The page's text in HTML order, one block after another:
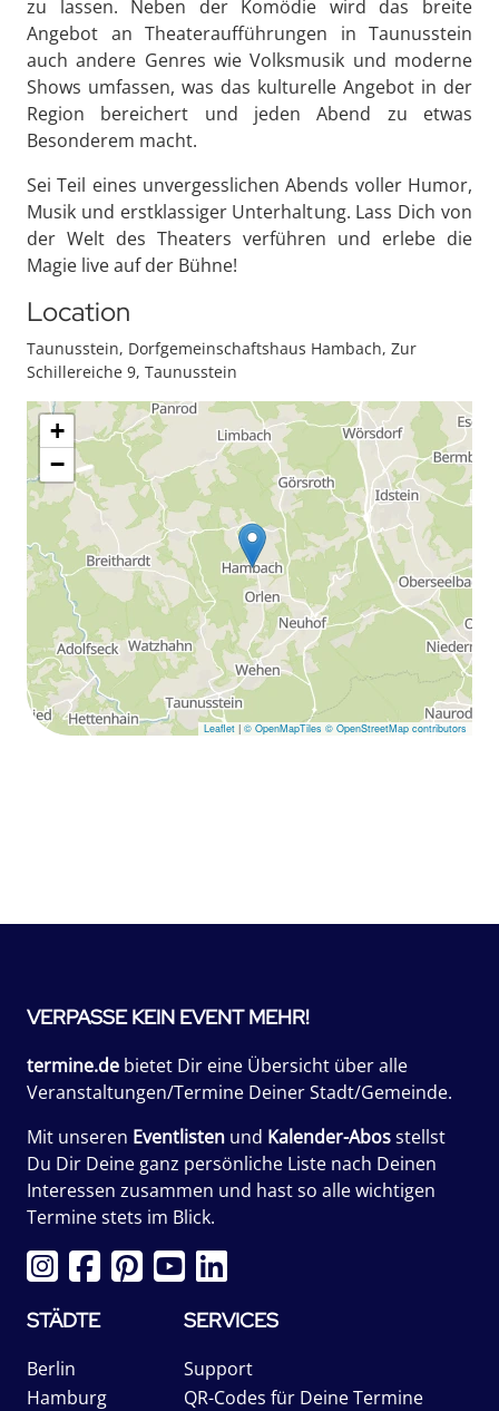
zu lassen. Neben der Komödie wird das breite
Angebot an Theateraufführungen in Taunusstein
auch andere Genres wie Volksmusik und moderne
Shows umfassen, was das kulturelle Angebot in der
Region bereichert und jeden Abend zu etwas
Besonderem macht.
Sei Teil eines unvergesslichen Abends voller Humor,
Musik und erstklassiger Unterhaltung. Lass Dich von
der Welt des Theaters verführen und erlebe die
Magie live auf der Bühne!
Location
Taunusstein, Dorfgemeinschaftshaus Hambach, Zur
Schillereiche 9, Taunusstein
+
−
Leaflet | © OpenMapTiles © OpenStreetMap contributors
VERPASSE KEIN EVENT MEHR!
termine.de bietet Dir eine Übersicht über alle
Veranstaltungen/Termine Deiner Stadt/Gemeinde.
Mit unseren Eventlisten und Kalender-Abosstellst
Du Dir Deine ganz persönliche Liste nach Deinen
Interessen zusammen und hast so alle wichtigen
Termine stets im Blick.
STÄDTE
Berlin
Hamburg
SERVICES
Support
QR-Codes für Deine Termine